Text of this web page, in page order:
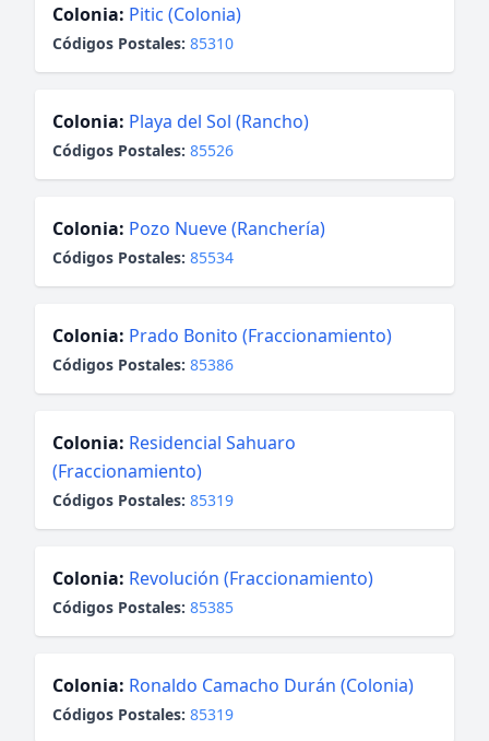
Colonia: Pitic (Colonia)
Códigos Postales: 85310
Colonia: Playa del Sol (Rancho)
Códigos Postales: 85526
Colonia: Pozo Nueve (Ranchería)
Códigos Postales: 85534
Colonia: Prado Bonito (Fraccionamiento)
Códigos Postales: 85386
Colonia: Residencial Sahuaro
(Fraccionamiento)
Códigos Postales: 85319
Colonia: Revolución (Fraccionamiento)
Códigos Postales: 85385
Colonia: Ronaldo Camacho Durán (Colonia)
Códigos Postales: 85319